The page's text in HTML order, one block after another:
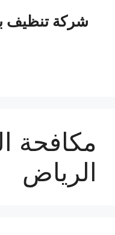
شركة تنظيف
مكافحة
الرياض